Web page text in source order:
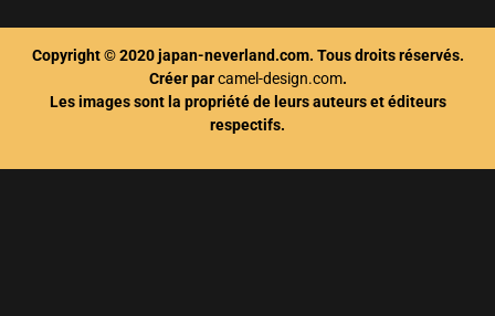
Copyright © 2020 japan-neverland.com. Tous droits réservés.
Créer parcamel-design.com.
Les images sont la propriété de leurs auteurs et éditeurs
respectifs.